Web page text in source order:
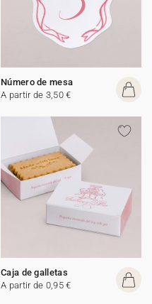
Número de mesa
A partir de 3,50 €
Caja de galletas
A partir de 0,95 €